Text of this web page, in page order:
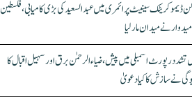
ڈیموکریٹک سینیٹ پرائمری میں عبدالسعید کی بڑی کامیابی، فلسطین
نے میدان مار لیا
تشدد رپورٹ اسمبلی میں پیش، ضیاء الرحمٰن برق اور سہیل اقبال کا
نے سازش کا کیا دعویٰ